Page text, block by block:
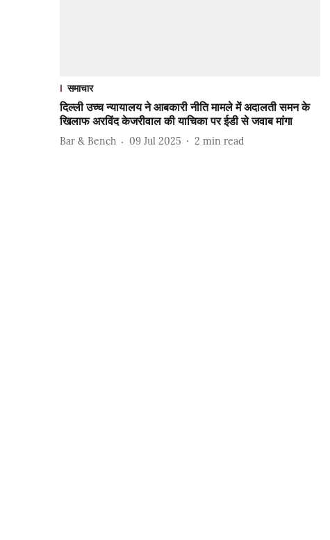
समाचार
दिल्ली उच्च न्यायालय ने आबकारी नीति मामले में अदालती समन के
खिलाफ अरविंद केजरीवाल की याचिका पर ईडी से जवाब मांगा
Bar & Bench 09 Jul 2025 2 min read